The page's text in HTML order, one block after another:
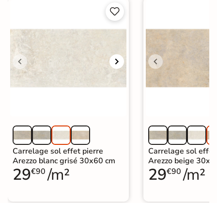


Carrelage sol effet pierre
Arezzo blanc grisé 30x60 cm
29€90 /m²
Carrelage sol
Arezzo beige
29€90 /m²